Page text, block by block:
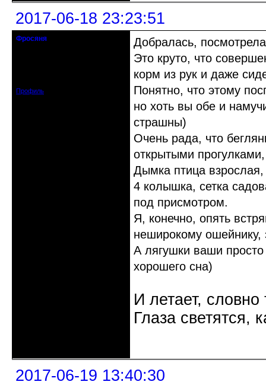
2017-06-18 23:23:51
Фросяня
Профиль
Добралась,
Это круто, что
корм из рук и даже
Понятно, что этому
но хоть вы обе и
страшны)
Очень рада, что
открытыми прогулками,
Дымка птица взрослая,
4 колышка, сетка
под присмотром.
Я, конечно, опять
неширокому ошейнику,
А лягушки ваши
хорошего сна)
И летает, словно
Глаза светятся,
2017-06-19 13:40:30